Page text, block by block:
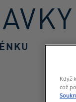
Když
což